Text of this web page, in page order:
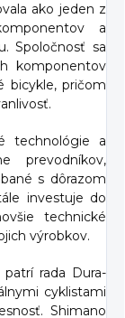
ako jeden z
a
Spoločnosť sa
komponentov
bicykle, pričom
technológie a
prevodníkov,
s dôrazom
investuje do
technické
výrobkov.
rada Dura-
cyklistami
Shimano